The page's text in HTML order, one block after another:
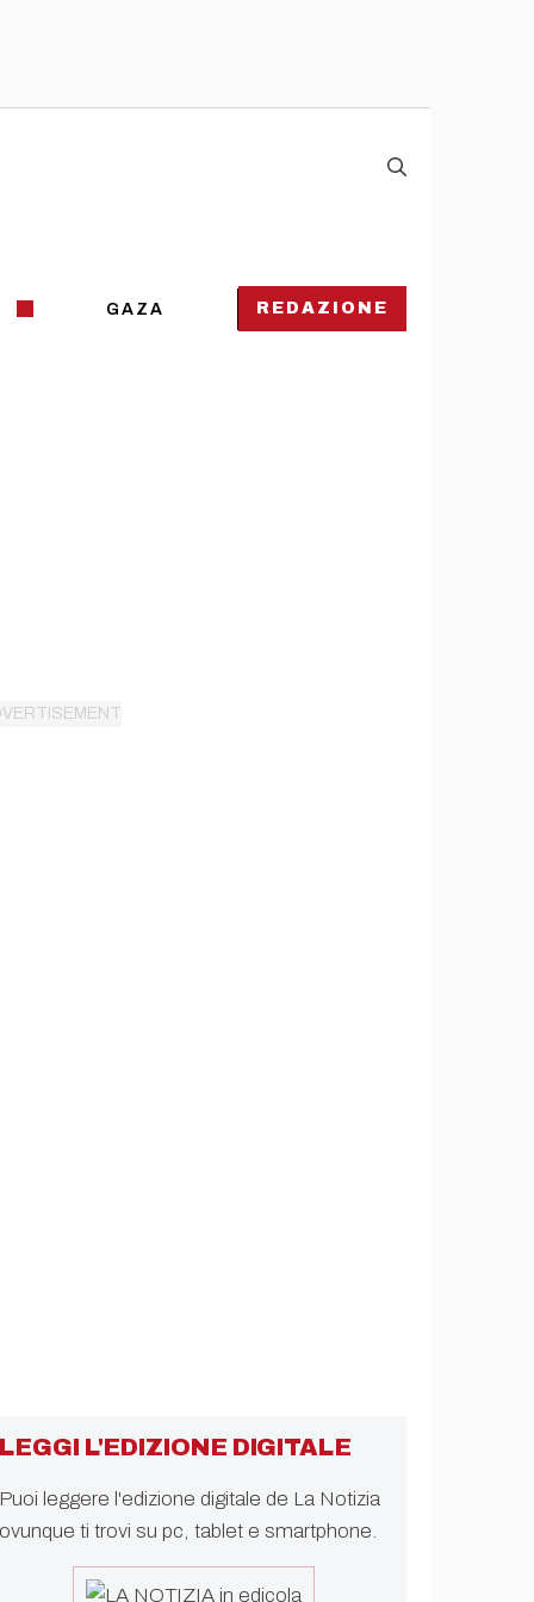
GAZA REDAZIONE
LEGGI L'EDIZIONE DIGITALE
Puoi leggere l'edizione digitale de La Notizia
ovunque ti trovi su pc, tablet e smartphone.